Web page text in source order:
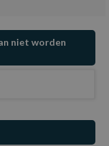
niet worden